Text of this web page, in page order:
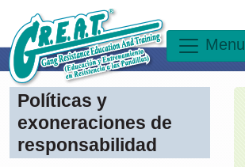
Menu
Políticas y
exoneraciones de
responsabilidad